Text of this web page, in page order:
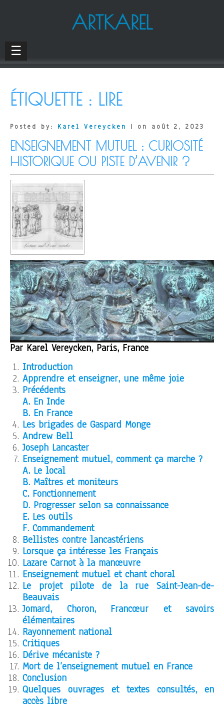
ARTKAREL
☰
ÉTIQUETTE : LIRE
Posted by: Karel Vereycken | on août 2, 2023
ENSEIGNEMENT MUTUEL : CURIOSITÉ
HISTORIQUE OU PISTE D’AVENIR ?
Par Karel Vereycken, Paris, France
Introduction
Apprendre et enseigner, une même joie
Précédents
A. En Inde
B. En France
Les brigades de Gaspard Monge
Andrew Bell
Joseph Lancaster
Enseignement mutuel, comment ça marche ?
A. Le local
B. Maîtres et moniteurs
C. Fonctionnement
D. Progresser selon sa connaissance
E. Les outils
F. Commandement
Bellistes contre lancastériens
Lorsque ça intéresse les Français
Lazare Carnot à la manœuvre
Enseignement mutuel et chant choral
Le projet pilote de la rue Saint-Jean-de-
Beauvais
Jomard, Choron, Francœur et savoirs
élémentaires
Rayonnement national
Critiques
Dérive mécaniste ?
Mort de l’enseignement mutuel en France
Conclusion
Quelques ouvrages et textes consultés, en
accès libre